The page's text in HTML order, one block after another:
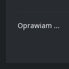
Oprawiam ...